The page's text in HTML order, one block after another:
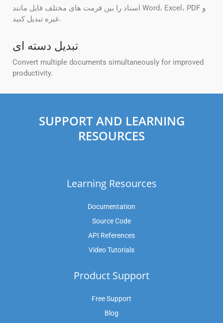
اسناد را بین فرمت های مختلف فایل مانند Word، Excel، PDF و
غیره تبدیل کنید.
تبدیل دسته ای
Convert multiple documents simultaneously for improved
productivity.
SUPPORT AND LEARNING
RESOURCES
Learning Resources
Documentation
Source Code
API References
Video Tutorials
Product Support
Free Support
Blog